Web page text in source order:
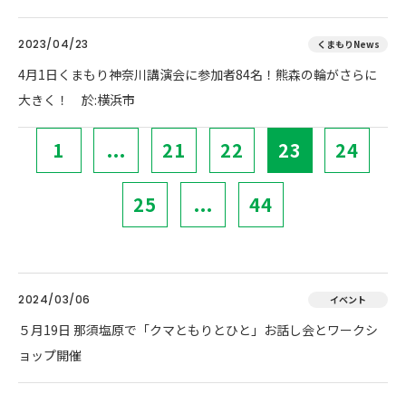
2023/04/23 くまもりNews
4月1日くまもり神奈川講演会に参加者84名！熊森の輪がさらに
大きく！ 於:横浜市
1 ... 21 22 23 24
25 ... 44
2024/03/06 イベント
５月19日 那須塩原で「クマともりとひと」お話し会とワークシ
ョップ開催